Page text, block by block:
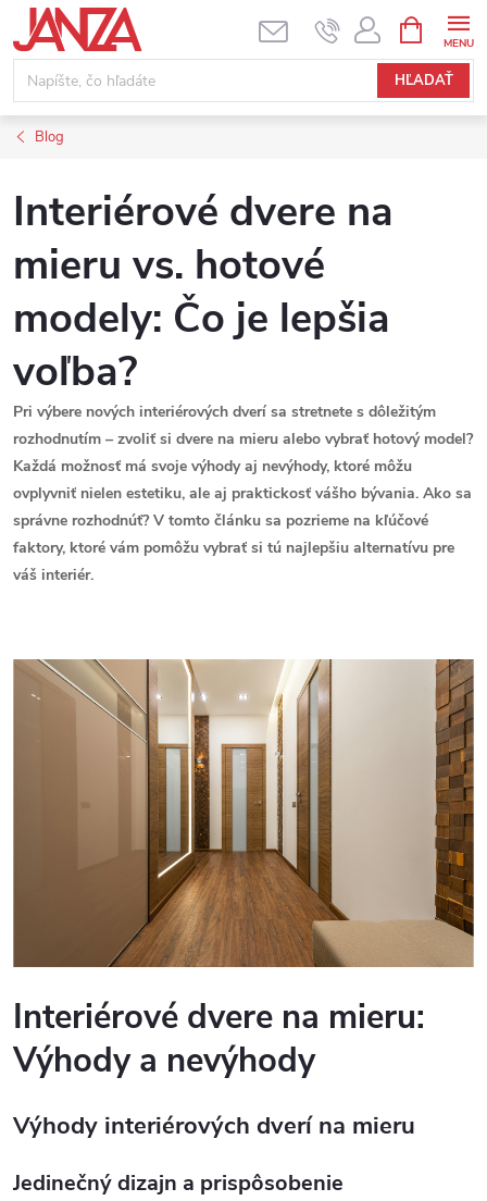
Prejsť na obsah
HĽADAŤ
Blog
Interiérové dvere na
mieru vs. hotové
modely: Čo je lepšia
voľba?
Pri výbere nových interiérových dverí sa stretnete s dôležitým
rozhodnutím – zvoliť si dvere na mieru alebo vybrať hotový model?
Každá možnosť má svoje výhody aj nevýhody, ktoré môžu
ovplyvniť nielen estetiku, ale aj praktickosť vášho bývania. Ako sa
správne rozhodnúť? V tomto článku sa pozrieme na kľúčové
faktory, ktoré vám pomôžu vybrať si tú najlepšiu alternatívu pre
váš interiér.
Interiérové dvere na mieru:
Výhody a nevýhody
Výhody interiérových dverí na mieru
Jedinečný dizajn a prispôsobenie